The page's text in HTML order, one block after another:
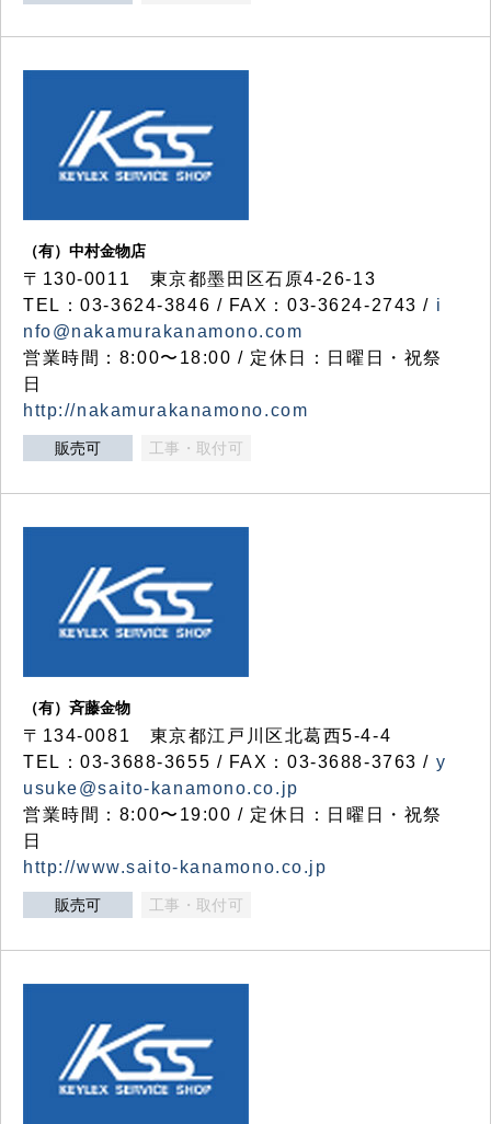
（有）中村金物店
〒130-0011 東京都墨田区石原4-26-13
TEL：03-3624-3846 / FAX：03-3624-2743 / i
nfo@nakamurakanamono.com
営業時間：8:00〜18:00 / 定休日：日曜日・祝祭
日
http://nakamurakanamono.com
販売可 工事・取付可
（有）斉藤金物
〒134-0081 東京都江戸川区北葛西5-4-4
TEL：03-3688-3655 / FAX：03-3688-3763 / y
usuke@saito-kanamono.co.jp
営業時間：8:00〜19:00 / 定休日：日曜日・祝祭
日
http://www.saito-kanamono.co.jp
販売可 工事・取付可